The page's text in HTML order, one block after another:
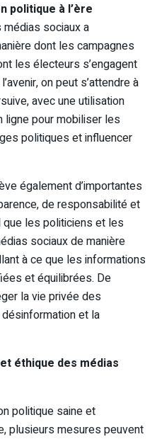
politique à l’ère
médias sociaux a
dont les campagnes
les électeurs s’engagent
on peut s’attendre à
avec une utilisation
pour mobiliser les
politiques et influencer
également d’importantes
de responsabilité et
les politiciens et les
sociaux de manière
à ce que les informations
et équilibrées. De
la vie privée des
et la
éthique des médias
politique saine et
plusieurs mesures peuvent